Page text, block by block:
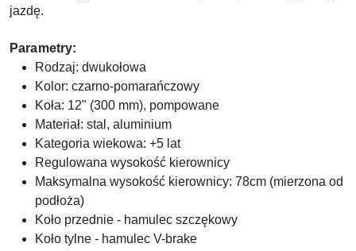
jazdę.
Parametry:
Rodzaj: dwukołowa
Kolor: czarno-pomarańczowy
Koła: 12" (300 mm), pompowane
Materiał: stal, aluminium
Kategoria wiekowa: +5 lat
Regulowana wysokość kierownicy
Maksymalna wysokość kierownicy: 78cm (mierzona od
podłoża)
Koło przednie - hamulec szczękowy
Koło tylne - hamulec V-brake